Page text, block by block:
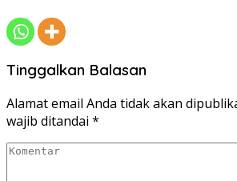
Tinggalkan Balasan
Alamat email Anda tidak akan
wajib ditandai *